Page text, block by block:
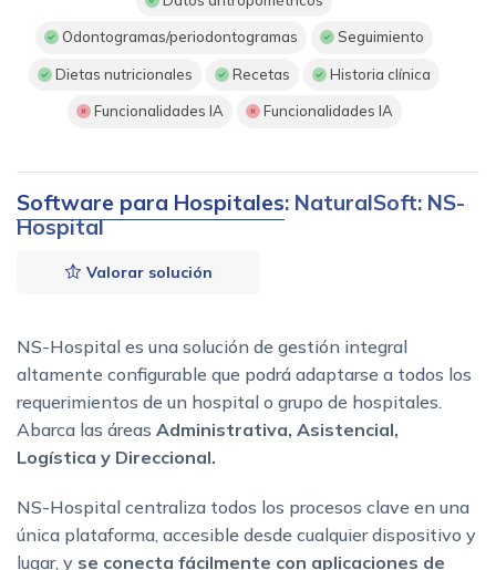
Odontogramas/periodontogramas Seguimiento
Dietas nutricionales Recetas Historia clínica
Funcionalidades IA Funcionalidades IA
Software para Hospitales: NaturalSoft: NS-
Hospital
Valorar solución
NS-Hospital es una solución de gestión integral
altamente configurable que podrá adaptarse a todos los
requerimientos de un hospital o grupo de hospitales.
Abarca las áreas Administrativa, Asistencial,
Logística y Direccional.
NS-Hospital centraliza todos los procesos clave en una
única plataforma, accesible desde cualquier dispositivo y
lugar, y se conecta fácilmente con aplicaciones de